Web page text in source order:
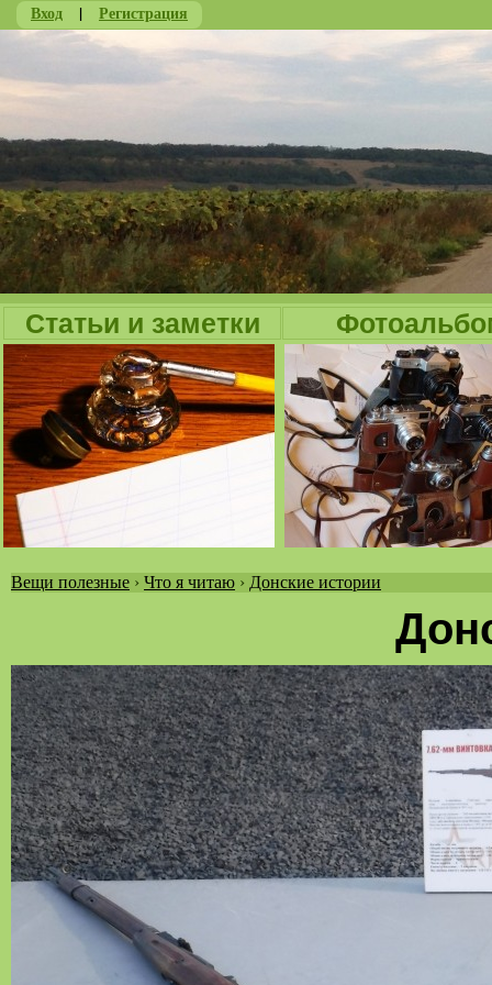
Вход | Регистрация
Статьи и заметки
Вещи полезные › Что я читаю › Донские истории